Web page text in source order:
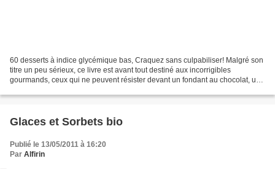
60 desserts à indice glycémique bas, Craquez sans culpabiliser! Malgré son
titre un peu sérieux, ce livre est avant tout destiné aux incorrigibles
gourmands, ceux qui ne peuvent résister devant un fondant au chocolat, une
Glaces et Sorbets bio
Publié le 13/05/2011 à 16:20
Par Alfirin